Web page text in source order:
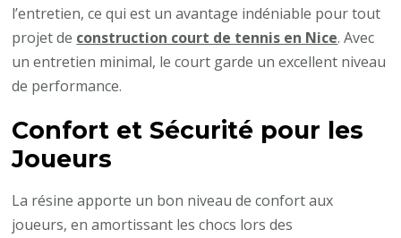
l’entretien, ce qui est un avantage indéniable pour tout
projet de construction court de tennis en Nice. Avec
un entretien minimal, le court garde un excellent niveau
de performance.
Confort et Sécurité pour les
Joueurs
La résine apporte un bon niveau de confort aux
joueurs, en amortissant les chocs lors des